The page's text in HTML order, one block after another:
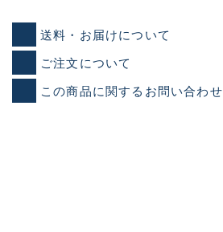
送料・お届けについて
ご注文について
この商品に関するお問い合わせ